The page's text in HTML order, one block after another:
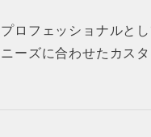
ロフェッショナルと
ーズに合わせたカス